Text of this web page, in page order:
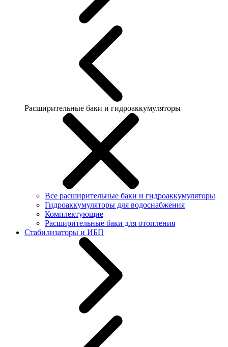
Расширительные баки и гидроаккумуляторы
Все расширительные баки и гидроаккумуляторы
Гидроаккумуляторы для водоснабжения
Комплектующие
Расширительные баки для отопления
Стабилизаторы и ИБП